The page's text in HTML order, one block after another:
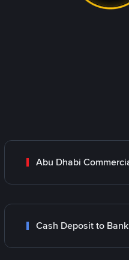
Cash Deposit to Bank